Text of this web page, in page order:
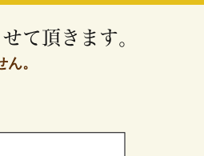
て頂きます。
。